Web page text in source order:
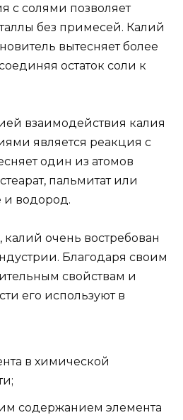
с солями позволяет
без примесей. Калий
вытесняет более
остаток соли к
взаимодействия калия
является реакция с
один из атомов
пальмитат или
и водород.
очень востребован
Благодаря своим
свойствам и
его используют в
в химической
содержанием элемента